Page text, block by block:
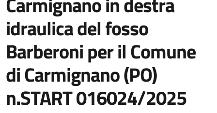
idraulica del fosso
Barberoni per il Comune
di Carmignano (PO)
n.START 016024/2025